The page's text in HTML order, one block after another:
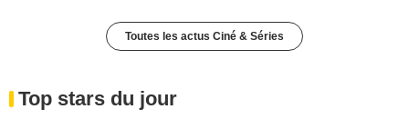
Toutes les actus Ciné & Séries
Top stars du jour